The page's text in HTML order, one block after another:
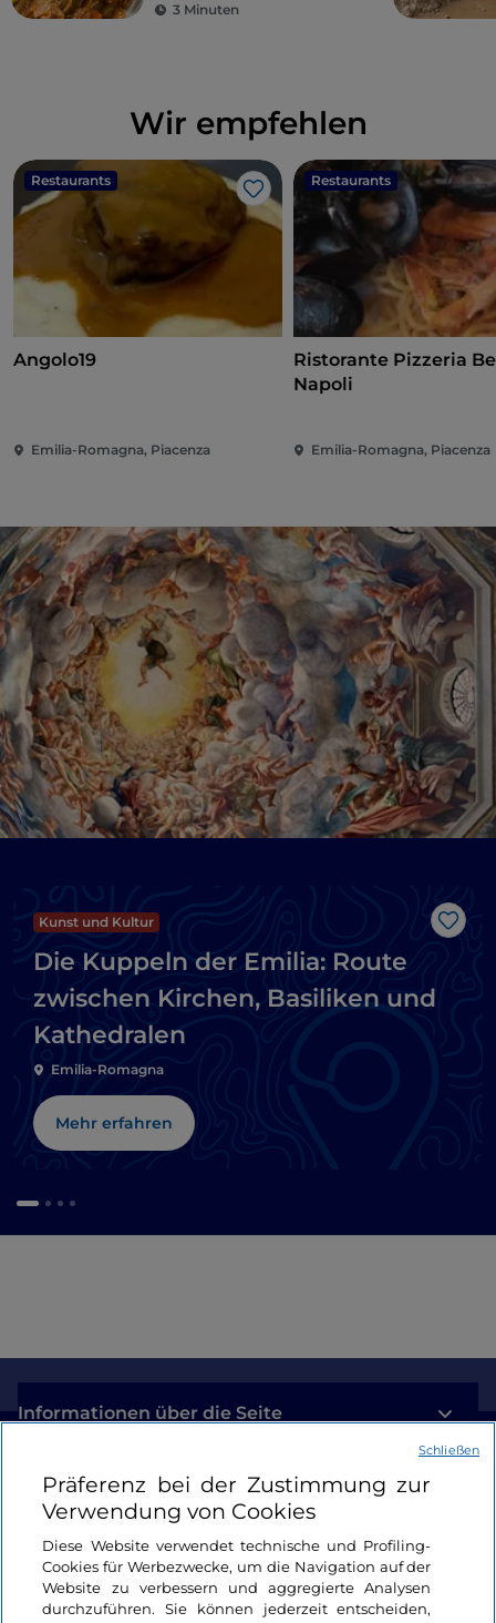
3 Minuten
Wir empfehlen
Restaurants
Like
Angolo19
Emilia-Romagna, Piacenza
Restaurants
Ristorante Pizzeria
Napoli
Emilia-Romagna, Piacenza
Like
Kunst und Kultur
Die Kuppeln der Emilia: Route
zwischen Kirchen, Basiliken und
Kathedralen
Emilia-Romagna
Mehr erfahren
Informationen über die Seite
Nützliche Links
Login
Bleiben wir in Kontakt
Präferenz bei der Zustimmung zur
Verwendung von Cookies
Diese Website verwendet technische und Profiling-
Cookies für Werbezwecke, um die Navigation auf der
Website zu verbessern und aggregierte Analysen
durchzuführen. Sie können jederzeit entscheiden,
Schließen